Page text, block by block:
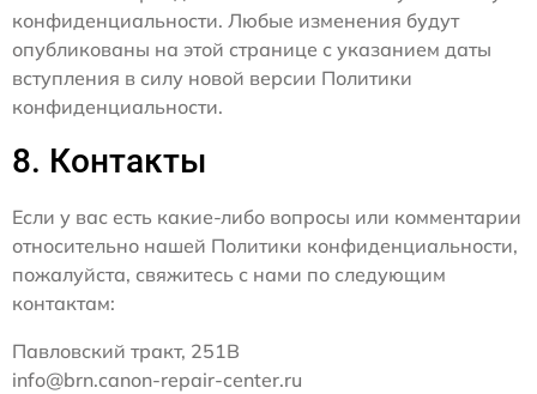
конфиденциальности. Любые изменения будут
опубликованы на этой странице с указанием даты
вступления в силу новой версии Политики
конфиденциальности.
8. Контакты
Если у вас есть какие-либо вопросы или комментарии
относительно нашей Политики конфиденциальности,
пожалуйста, свяжитесь с нами по следующим
контактам:
Павловский тракт, 251В
info@brn.canon-repair-center.ru